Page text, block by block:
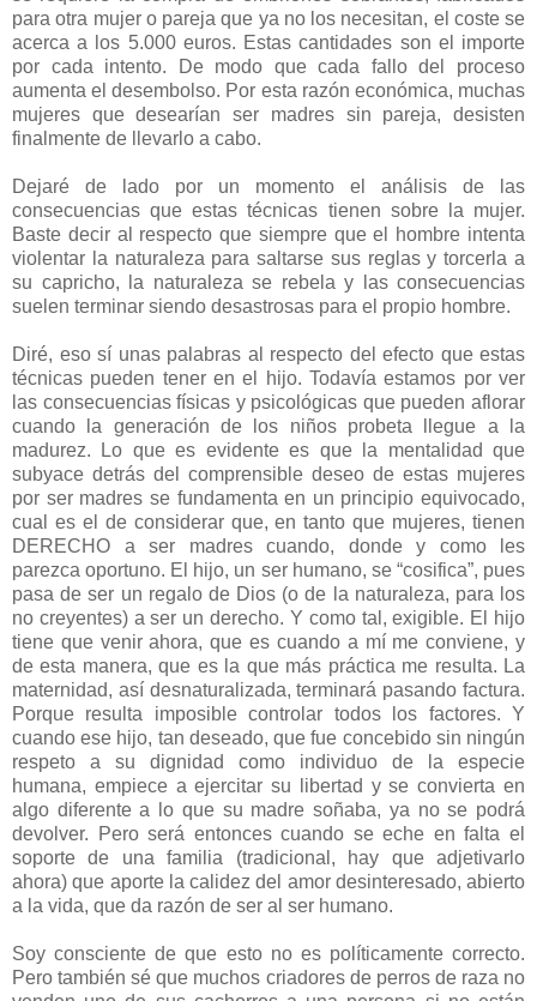
para otra mujer o pareja que ya no los necesitan, el coste se
acerca a los 5.000 euros. Estas cantidades son el importe
por cada intento. De modo que cada fallo del proceso
aumenta el desembolso. Por esta razón económica, muchas
mujeres que desearían ser madres sin pareja, desisten
finalmente de llevarlo a cabo.
Dejaré de lado por un momento el análisis de las
consecuencias que estas técnicas tienen sobre la mujer.
Baste decir al respecto que siempre que el hombre intenta
violentar la naturaleza para saltarse sus reglas y torcerla a
su capricho, la naturaleza se rebela y las consecuencias
suelen terminar siendo desastrosas para el propio hombre.
Diré, eso sí unas palabras al respecto del efecto que estas
técnicas pueden tener en el hijo. Todavía estamos por ver
las consecuencias físicas y psicológicas que pueden aflorar
cuando la generación de los niños probeta llegue a la
madurez. Lo que es evidente es que la mentalidad que
subyace detrás del comprensible deseo de estas mujeres
por ser madres se fundamenta en un principio equivocado,
cual es el de considerar que, en tanto que mujeres, tienen
DERECHO a ser madres cuando, donde y como les
parezca oportuno. El hijo, un ser humano, se “cosifica”, pues
pasa de ser un regalo de Dios (o de la naturaleza, para los
no creyentes) a ser un derecho. Y como tal, exigible. El hijo
tiene que venir ahora, que es cuando a mí me conviene, y
de esta manera, que es la que más práctica me resulta. La
maternidad, así desnaturalizada, terminará pasando factura.
Porque resulta imposible controlar todos los factores. Y
cuando ese hijo, tan deseado, que fue concebido sin ningún
respeto a su dignidad como individuo de la especie
humana, empiece a ejercitar su libertad y se convierta en
algo diferente a lo que su madre soñaba, ya no se podrá
devolver. Pero será entonces cuando se eche en falta el
soporte de una familia (tradicional, hay que adjetivarlo
ahora) que aporte la calidez del amor desinteresado, abierto
a la vida, que da razón de ser al ser humano.
Soy consciente de que esto no es políticamente correcto.
Pero también sé que muchos criadores de perros de raza no